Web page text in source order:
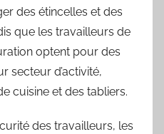
des étincelles et des
que les travailleurs de
optent pour des
secteur d’activité,
cuisine et des tabliers.
des travailleurs, les